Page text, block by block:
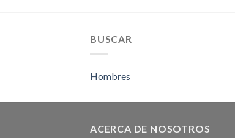
BUSCAR
Hombres
ACERCA DE NOSOTROS